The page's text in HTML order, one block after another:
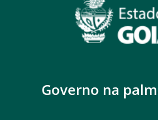
Governo na